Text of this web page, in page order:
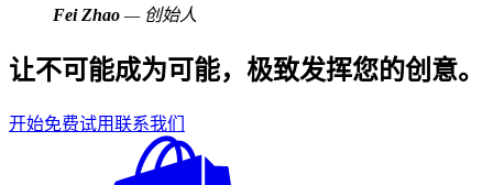
Fei Zhao — 创始人
让不可能成为可能，极致发挥您的创意。
开始免费试用联系我们